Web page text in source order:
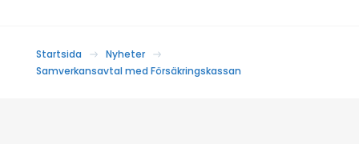
Startsida
Nyheter
Samverkansavtal med Försäkringskassan